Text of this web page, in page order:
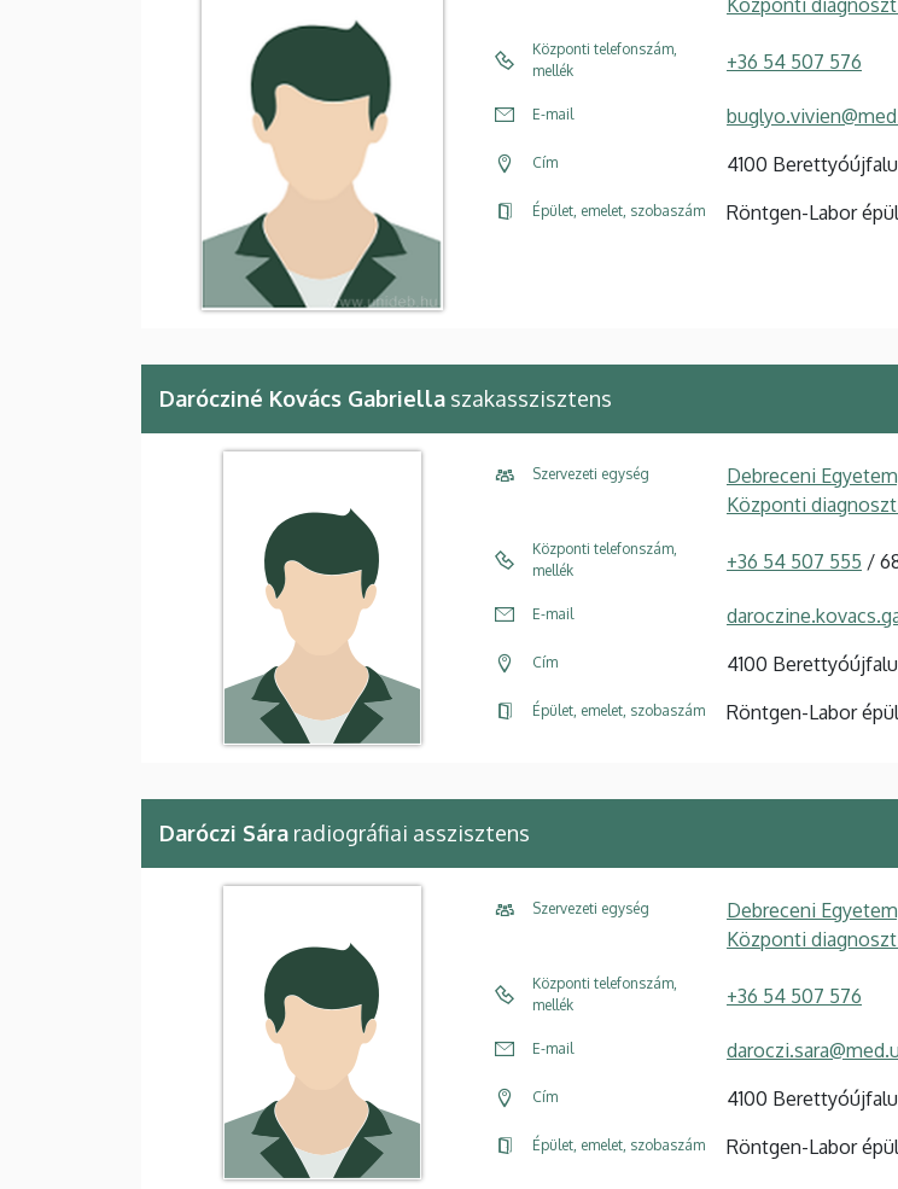
Központi
Központi telefonszám,
mellék
+36 54 507 576
E-mail
Cím 4100
Épület, emelet, szobaszám Röntgen-Labor
Darócziné Kovács Gabriella szakasszisztens
Szervezeti egység
Debreceni
Központi
Központi telefonszám,
mellék
+36 54 507 555 /
E-mail
Cím 4100
Épület, emelet, szobaszám Röntgen-Labor
Daróczi Sára radiográfiai asszisztens
Szervezeti egység
Debreceni
Központi
Központi telefonszám,
mellék
+36 54 507 576
E-mail
Cím 4100
Épület, emelet, szobaszám Röntgen-Labor